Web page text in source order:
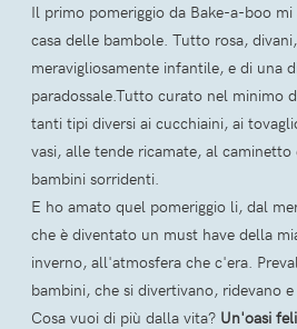
Il primo pomeriggio da Bake-a-boo
casa delle bambole. Tutto rosa,
meravigliosamente infantile, e di una
paradossale.Tutto curato nel minimo
tanti tipi diversi ai cucchiaini, ai
vasi, alle tende ricamate, al
bambini sorridenti.
E ho amato quel pomeriggio li, dal
che è diventato un must have della
inverno, all'atmosfera che c'era.
bambini, che si divertivano, ridevano
Cosa vuoi di più dalla vita? Un'oasi